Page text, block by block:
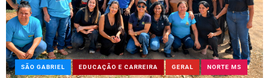
SÃO GABRIEL EDUCAÇÃO E CARREIRA GERAL NORTE MS